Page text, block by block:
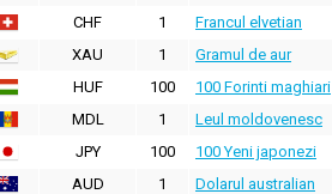
CHF
1 Francul elvetian
XAU
1 Gramul de aur
HUF
100 100 Forinti maghiari
MDL
1 Leul moldovenesc
JPY
100 100 Yeni japonezi
AUD
1 Dolarul australian